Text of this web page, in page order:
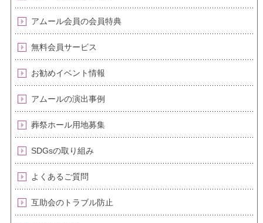
アムール会員の会員特典
無料会員サービス
お勧めイベント情報
アムールの演出事例
葬祭ホール用地募集
SDGsの取り組み
よくあるご質問
互助会のトラブル防止